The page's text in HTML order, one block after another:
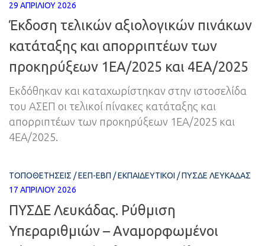
29 ΑΠΡΙΛΊΟΥ 2026
Έκδοση τελικών αξιολογικών πινάκων
κατάταξης και απορριπτέων των
προκηρύξεων 1EA/2025 και 4EA/2025
Εκδόθηκαν και καταχωρίστηκαν στην ιστοσελίδα
του ΑΣΕΠ οι τελικοί πίνακες κατάταξης και
απορριπτέων των προκηρύξεων 1EA/2025 και
4EA/2025.
ΤΟΠΟΘΕΤΉΣΕΙΣ /ΕΕΠ-ΕΒΠ /ΕΚΠΑΙΔΕΥΤΙΚΟΊ /ΠΥΣΔΕ ΛΕΥΚΆΔΑΣ
17 ΑΠΡΙΛΊΟΥ 2026
ΠΥΣΔΕ Λευκάδας. Ρύθμιση
Υπεραριθμιών – Αναμορφωμένοι